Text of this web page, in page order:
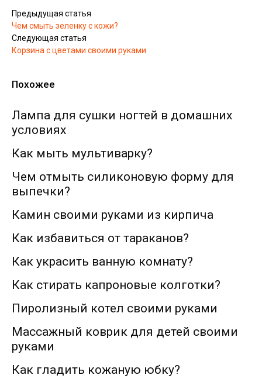
Предыдущая статья
Чем смыть зеленку с кожи?
Следующая статья
Корзина с цветами своими руками
Похожее
Лампа для сушки ногтей в домашних
условиях
Как мыть мультиварку?
Чем отмыть силиконовую форму для
выпечки?
Камин своими руками из кирпича
Как избавиться от тараканов?
Как украсить ванную комнату?
Как стирать капроновые колготки?
Пиролизный котел своими руками
Массажный коврик для детей своими
руками
Как гладить кожаную юбку?